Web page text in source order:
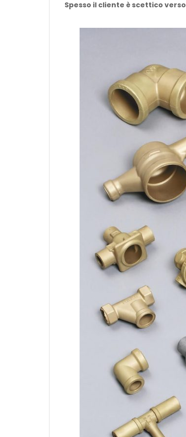
Spesso il cliente è scettico